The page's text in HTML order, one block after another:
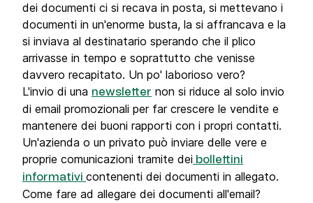
dei documenti ci si recava in posta, si mettevano i
documenti in un'enorme busta, la si affrancava e la
si inviava al destinatario sperando che il plico
arrivasse in tempo e soprattutto che venisse
davvero recapitato. Un po' laborioso vero?
L'invio di una newsletter non si riduce al solo invio
di email promozionali per far crescere le vendite e
mantenere dei buoni rapporti con i propri contatti.
Un'azienda o un privato può inviare delle vere e
proprie comunicazioni tramite dei bollettini
informativi contenenti dei documenti in allegato.
Come fare ad allegare dei documenti all'email?